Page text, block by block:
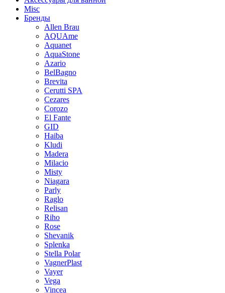
Misc
Бренды
Allen Brau
AQUAme
Aquanet
AquaStone
Azario
BelBagno
Brevita
Cerutti SPA
Cezares
Corozo
El Fante
GID
Haiba
Kludi
Madera
Milacio
Misty
Niagara
Parly
Raglo
Relisan
Riho
Rose
Shevanik
Splenka
Stella Polar
VagnerPlast
Vayer
Vega
Vincea